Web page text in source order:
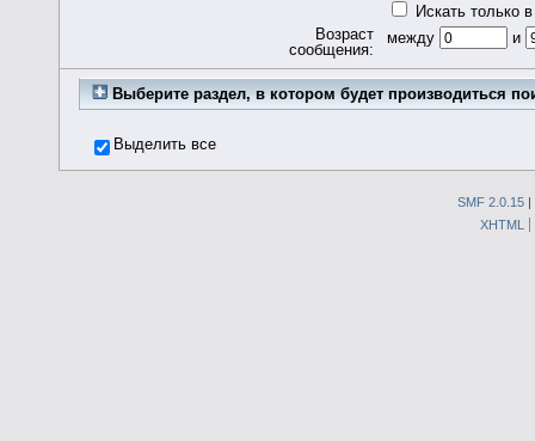
Искать только
Возраст
сообщения:
между и
Выберите раздел, в котором будет производиться
Выделить все
SMF 2.0.15
XHTML